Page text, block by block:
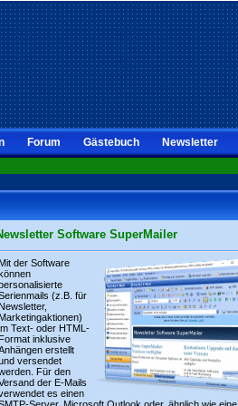
Forum Gästebuch Newsletter
Software SuperMailer
der Software
(z.B. für
Text- oder HTML-
inklusive
erstellt
versendet
Für den
der E-Mails
es einen